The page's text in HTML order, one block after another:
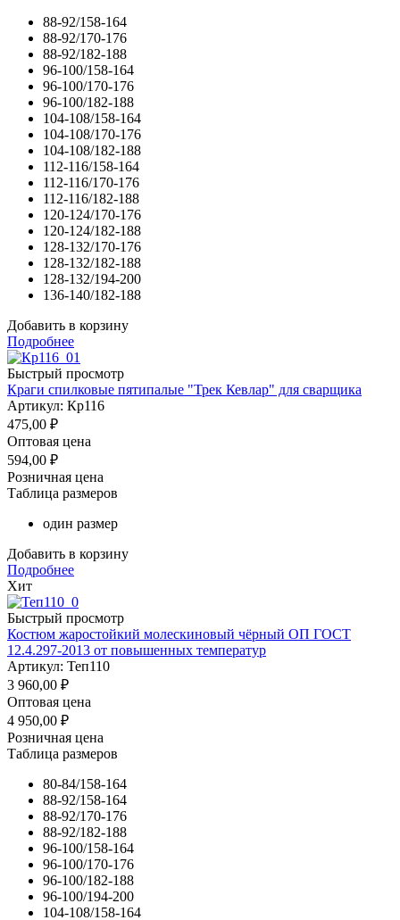
88-92/158-164
88-92/170-176
88-92/182-188
96-100/158-164
96-100/170-176
96-100/182-188
104-108/158-164
104-108/170-176
104-108/182-188
112-116/158-164
112-116/170-176
112-116/182-188
120-124/170-176
120-124/182-188
128-132/170-176
128-132/182-188
128-132/194-200
136-140/182-188
Добавить в корзину
Подробнее
Быстрый просмотр
Краги спилковые пятипалые "Трек Кевлар" для сварщика
Артикул: Кр116
475,00 ₽
Оптовая цена
594,00 ₽
Розничная цена
Таблица размеров
один размер
Добавить в корзину
Подробнее
Хит
Быстрый просмотр
Костюм жаростойкий молескиновый чёрный ОП ГОСТ
12.4.297-2013 от повышенных температур
Артикул: Теп110
3 960,00 ₽
Оптовая цена
4 950,00 ₽
Розничная цена
Таблица размеров
80-84/158-164
88-92/158-164
88-92/170-176
88-92/182-188
96-100/158-164
96-100/170-176
96-100/182-188
96-100/194-200
104-108/158-164